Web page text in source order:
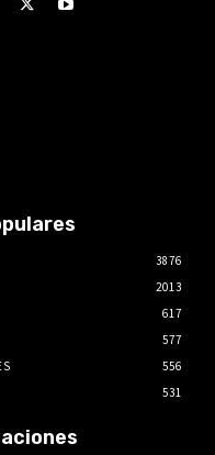
3876
2013
617
577
556
531